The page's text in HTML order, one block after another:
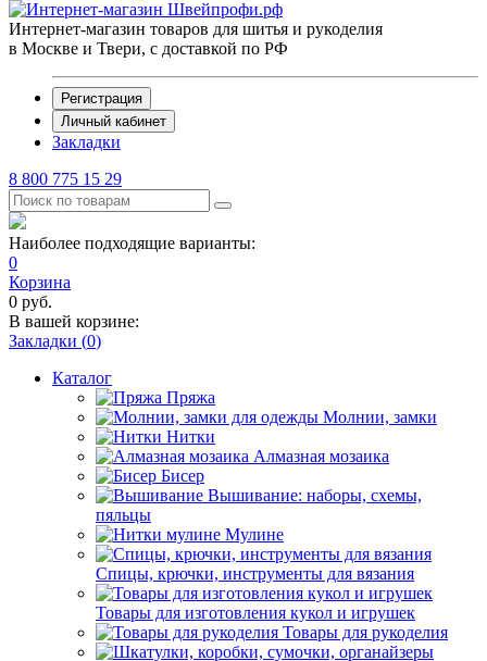
Интернет-магазин товаров для шитья и рукоделия
в Москве и Твери, с доставкой по РФ
Регистрация
Личный кабинет
Закладки
8 800 775 15 29
Наиболее подходящие варианты:
0
Корзина
0 руб.
В вашей корзине:
Закладки (0)
Каталог
Пряжа
Молнии, замки
Нитки
Алмазная мозаика
Бисер
Вышивание: наборы, схемы,
пяльцы
Мулине
Спицы, крючки, инструменты для вязания
Товары для изготовления кукол и игрушек
Товары для рукоделия